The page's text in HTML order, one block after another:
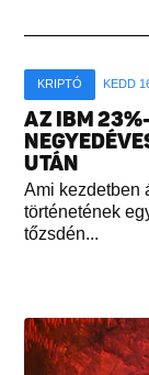
KRIPTÓ KEDD
AZ IBM
UTÁN
Ami kezdetben
történetének
tőzsdén...